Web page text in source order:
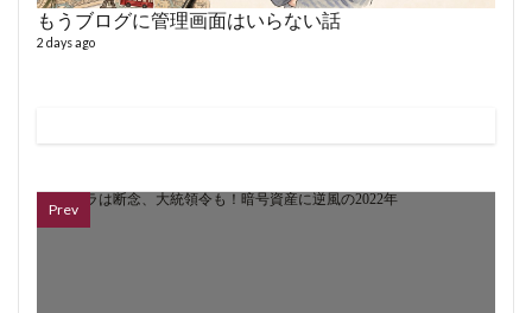
もうブログに管理画面はいらない話
2 days ago
Prev